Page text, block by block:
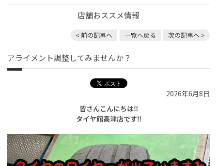
店舗おススメ情報
< 前の記事へ 一覧へ戻る 次の記事へ >
アライメント調整してみませんか？
2026年6月8日
皆さんこんにちは‼
タイヤ館高津店です‼